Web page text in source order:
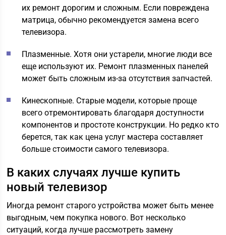
их ремонт дорогим и сложным. Если повреждена
матрица, обычно рекомендуется замена всего
телевизора.
Плазменные. Хотя они устарели, многие люди все
еще используют их. Ремонт плазменных панелей
может быть сложным из-за отсутствия запчастей.
Кинескопные. Старые модели, которые проще
всего отремонтировать благодаря доступности
компонентов и простоте конструкции. Но редко кто
берется, так как цена услуг мастера составляет
больше стоимости самого телевизора.
В каких случаях лучше купить
новый телевизор
Иногда ремонт старого устройства может быть менее
выгодным, чем покупка нового. Вот несколько
ситуаций, когда лучше рассмотреть замену